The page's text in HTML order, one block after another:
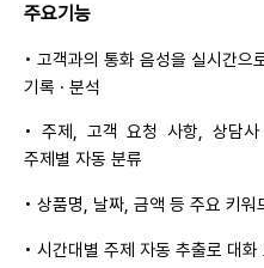
주요기능
• 고객과의 통화 음성을 실시간으
기록 · 분석
• 주제, 고객 요청 사항, 상담
주제별 자동 분류
• 상품명, 날짜, 금액 등 주요 키워
• 시간대별 주제 자동 추출로 대